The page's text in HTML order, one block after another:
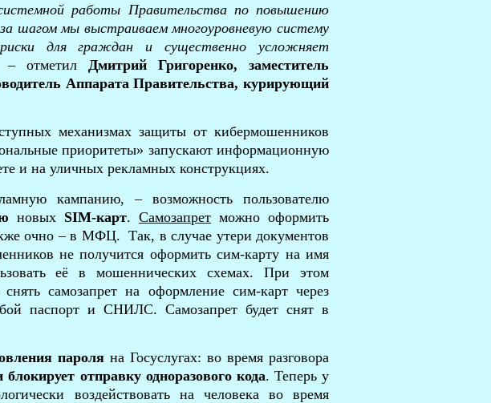
работы Правительства по повышению
шагом мы выстраиваем многоуровневую систему
для граждан и существенно усложняет
– отметил Дмитрий Григоренко, заместитель
Аппарата Правительства, курирующий
механизмах защиты от кибермошенников
приоритеты» запускают информационную
и на уличных рекламных конструкциях.
кампанию, – возможность пользователю
новых SIM-карт. Самозапрет можно оформить
очно – в МФЦ. Так, в случае утери документов
не получится оформить сим-карту на имя
её в мошеннических схемах. При этом
самозапрет на оформление сим-карт через
паспорт и СНИЛС. Самозапрет будет снят в
пароля на Госуслугах: во время разговора
блокирует отправку одноразового кода. Теперь у
воздействовать на человека во время